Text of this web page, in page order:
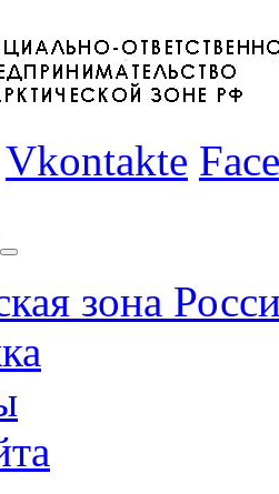
Vkontakte
зона